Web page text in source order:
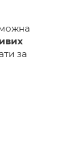
за